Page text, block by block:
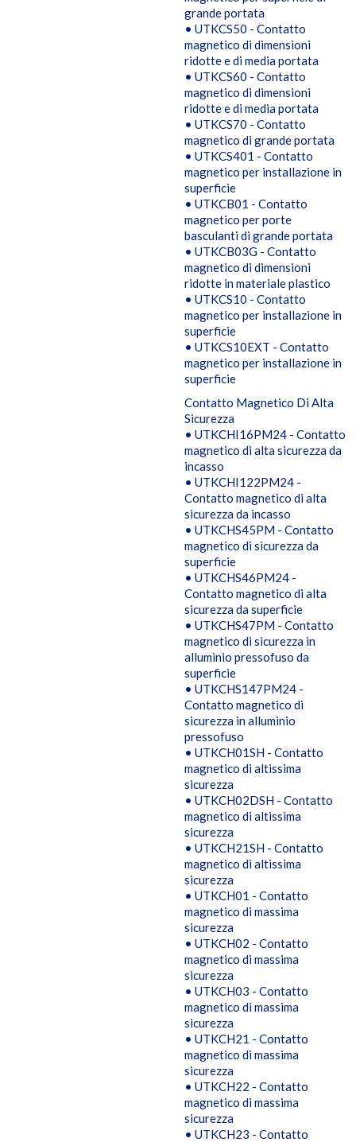
grande portata
• UTKCS50 - Contatto
magnetico di dimensioni
ridotte e di media portata
• UTKCS60 - Contatto
magnetico di dimensioni
ridotte e di media portata
• UTKCS70 - Contatto
magnetico di grande portata
• UTKCS401 - Contatto
magnetico per installazione in
superficie
• UTKCB01 - Contatto
magnetico per porte
basculanti di grande portata
• UTKCB03G - Contatto
magnetico di dimensioni
ridotte in materiale plastico
• UTKCS10 - Contatto
magnetico per installazione in
superficie
• UTKCS10EXT - Contatto
magnetico per installazione in
superficie
Contatto Magnetico Di Alta
Sicurezza
• UTKCHI16PM24 - Contatto
magnetico di alta sicurezza da
incasso
• UTKCHI122PM24 -
Contatto magnetico di alta
sicurezza da incasso
• UTKCHS45PM - Contatto
magnetico di sicurezza da
superficie
• UTKCHS46PM24 -
Contatto magnetico di alta
sicurezza da superficie
• UTKCHS47PM - Contatto
magnetico di sicurezza in
alluminio pressofuso da
superficie
• UTKCHS147PM24 -
Contatto magnetico di
sicurezza in alluminio
pressofuso
• UTKCH01SH - Contatto
magnetico di altissima
sicurezza
• UTKCH02DSH - Contatto
magnetico di altissima
sicurezza
• UTKCH21SH - Contatto
magnetico di altissima
sicurezza
• UTKCH01 - Contatto
magnetico di massima
sicurezza
• UTKCH02 - Contatto
magnetico di massima
sicurezza
• UTKCH03 - Contatto
magnetico di massima
sicurezza
• UTKCH21 - Contatto
magnetico di massima
sicurezza
• UTKCH22 - Contatto
magnetico di massima
sicurezza
• UTKCH23 - Contatto